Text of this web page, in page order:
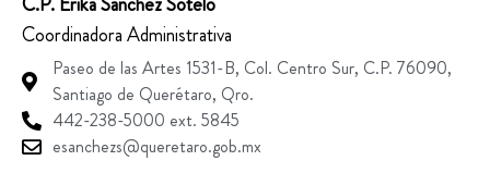
Coordinadora Administrativa
Paseo de las Artes 1531-B, Col. Centro Sur, C.P. 76090,
Santiago de Querétaro, Qro.
442-238-5000 ext. 5845
esanchezs@queretaro.gob.mx